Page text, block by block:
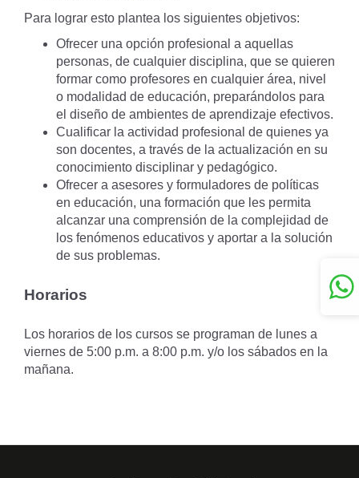
Para lograr esto plantea los siguientes objetivos:
Ofrecer una opción profesional a aquellas
personas, de cualquier disciplina, que se quieren
formar como profesores en cualquier área, nivel
o modalidad de educación, preparándolos para
el diseño de ambientes de aprendizaje efectivos.
Cualificar la actividad profesional de quienes ya
son docentes, a través de la actualización en su
conocimiento disciplinar y pedagógico.
Ofrecer a asesores y formuladores de políticas
en educación, una formación que les permita
alcanzar una comprensión de la complejidad de
los fenómenos educativos y aportar a la solución
de sus problemas.
Horarios
Los horarios de los cursos se programan de lunes a
viernes de 5:00 p.m. a 8:00 p.m. y/o los sábados en la
mañana.